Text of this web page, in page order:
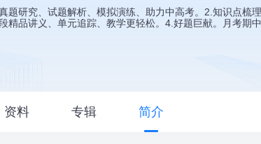
题研究、试题解析、模拟演练、助力中高考。2.知识点梳
精品讲义、单元追踪、教学更轻松。4.好题巨献。月考期
资料 专辑 简介